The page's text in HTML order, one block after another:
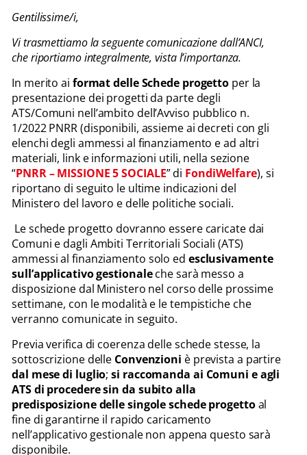
Gentilissime/i,
Vi trasmettiamo la seguente comunicazione dall’ANCI,
che riportiamo integralmente, vista l’importanza.
In merito ai format delle Schede progetto per la
presentazione dei progetti da parte degli
ATS/Comuni nell’ambito dell’Avviso pubblico n.
1/2022 PNRR (disponibili, assieme ai decreti con gli
elenchi degli ammessi al finanziamento e ad altri
materiali, link e informazioni utili, nella sezione
“PNRR – MISSIONE 5 SOCIALE” di FondiWelfare), si
riportano di seguito le ultime indicazioni del
Ministero del lavoro e delle politiche sociali.
Le schede progetto dovranno essere caricate dai
Comuni e dagli Ambiti Territoriali Sociali (ATS)
ammessi al finanziamento solo ed esclusivamente
sull’applicativo gestionaleche sarà messo a
disposizione dal Ministero nel corso delle prossime
settimane, con le modalità e le tempistiche che
verranno comunicate in seguito.
Previa verifica di coerenza delle schede stesse, la
sottoscrizione delle Convenzioni è prevista a partire
dal mese di luglio;si raccomanda ai Comuni e agli
ATS di procedere sin da subito alla
predisposizione delle singole schede progettoal
fine di garantirne il rapido caricamento
nell’applicativo gestionale non appena questo sarà
disponibile.